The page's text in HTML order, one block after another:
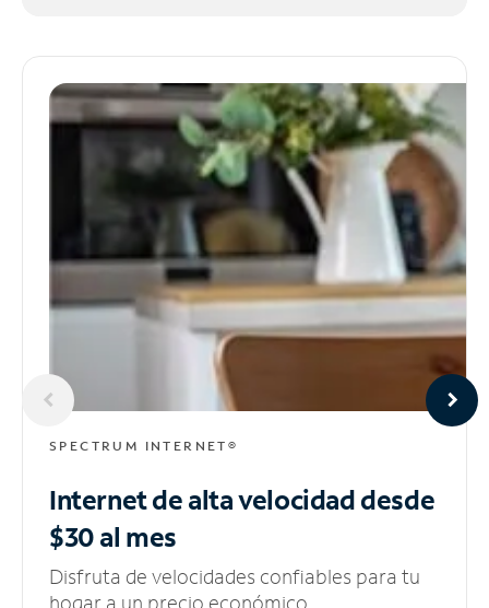
SPECTRUM INTERNET®
Internet de alta velocidaddesde
$30 al mes
Disfruta de velocidades confiables para tu
hogar a un precio económico.